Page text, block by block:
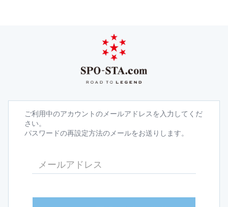
ご利用中のアカウントのメールアドレスを入力してくだ
さい。
パスワードの再設定方法のメールをお送りします。